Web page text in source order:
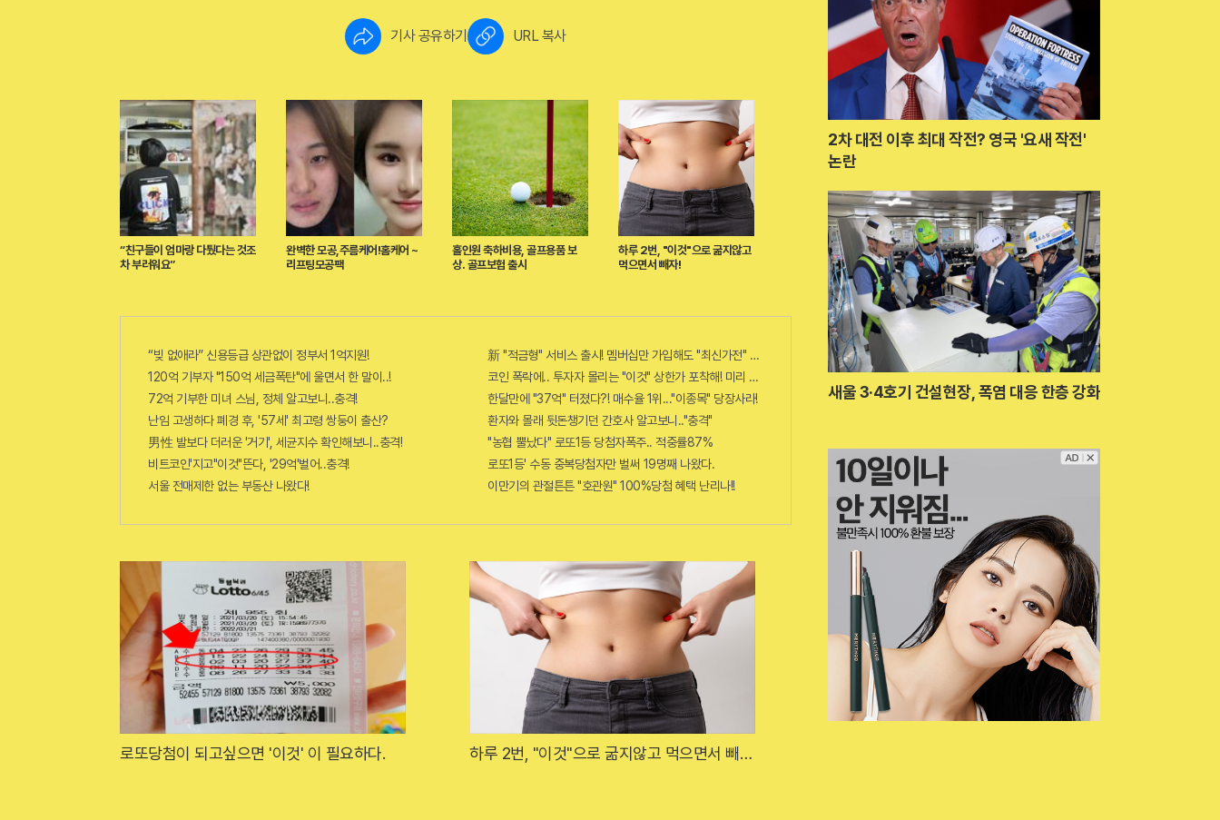
기사 공유하기 URL 복사
“친구들이 엄마랑 다퉜다는 것조
차 부러워요”
완벽한 모공,주름케어!홈케어 ~
리프팅모공팩
홀인원 축하비용, 골프용품 보
상. 골프보험 출시
하루 2번, "이것"으로 굶지않고
먹으면서 빼자!
“빚 없애라” 신용등급 상관없이 정부서 1억지원!
120억 기부자 "150억 세금폭탄"에 울면서 한 말이..!
72억 기부한 미녀 스님, 정체 알고보니..충격!
난임 고생하다 폐경 후, '57세' 최고령 쌍둥이 출산?
男性 발보다 더러운 '거기', 세균지수 확인해보니..충격!
비트코인'지고"이것"뜬다, '29억'벌어..충격!
서울 전매제한 없는 부동산 나왔다!
新 "적금형" 서비스 출시! 멤버십만 가입해도 "최신가전" 선착순 100% 무료 경품지원!!
코인 폭락에.. 투자자 몰리는 "이것" 상한가 포착해! 미리 투자..
한달만에 "37억" 터졌다?! 매수율 1위..."이종목" 당장사라!
환자와 몰래 뒷돈챙기던 간호사 알고보니.."충격"
"농협 뿔났다" 로또1등 당첨자폭주.. 적중률87%
로또1등' 수동 중복당첨자만 벌써 19명째 나왔다.
이만기의 관절튼튼 "호관원" 100%당첨 혜택 난리나!!
로또당첨이 되고싶으면 '이것' 이 필요하다.
하루 2번, "이것"으로 굶지않고 먹으면서 빼
2차 대전 이후 최대 작전? 영국 '요새 작전'
논란
새울 3·4호기 건설현장, 폭염 대응 한층 강화